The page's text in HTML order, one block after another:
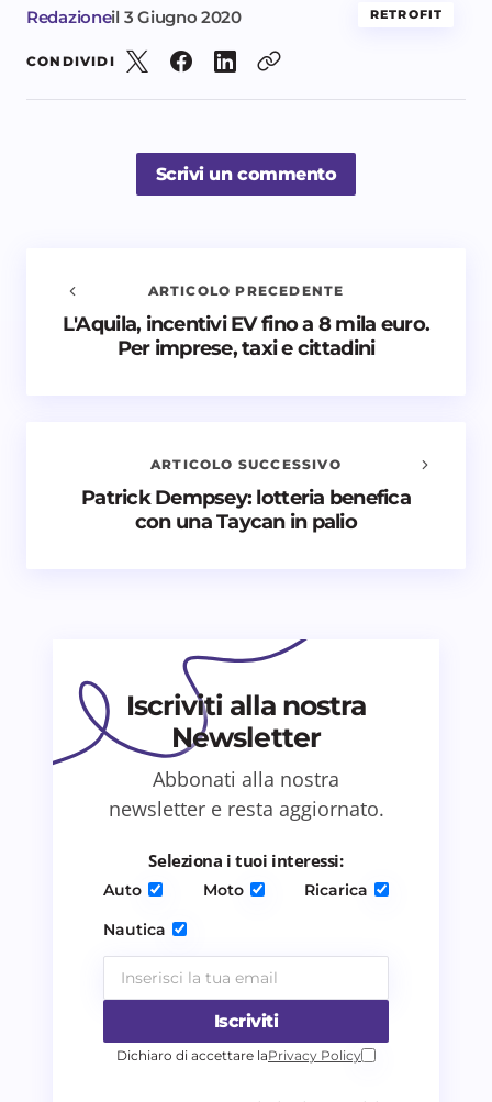
Redazioneil 3 Giugno 2020 RETROFIT
CONDIVIDI
Scrivi un commento
Salva il mio nome e email in questo browser
per il prossimo commento.
Avvisami quando vengono aggiunti nuovi
commenti
Invia commento
ARTICOLO PRECEDENTE
L'Aquila, incentivi EV fino a 8 mila euro.
Per imprese, taxi e cittadini
ARTICOLO SUCCESSIVO
Patrick Dempsey: lotteria benefica
con una Taycan in palio
Iscriviti alla nostra
Newsletter
Abbonati alla nostra
newsletter e resta aggiornato.
Seleziona i tuoi interessi:
Auto Moto
Ricarica
Nautica
Iscriviti
Dichiaro di accettare laPrivacy Policy